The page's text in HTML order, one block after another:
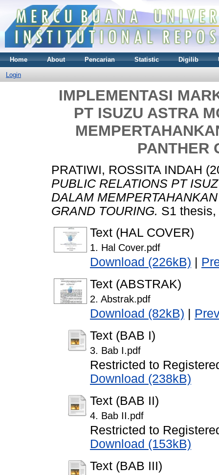
Home About Pencarian Statistic Digilib
Login
IMPLEMENTASI
PT ISUZU ASTRA
PANTHER
PRATIWI, ROSSITA INDAH
PUBLIC RELATIONS PT
DALAM
GRAND TOURING. S1
Text (HAL COVER)
1. Hal Cover.pdf
Download (226kB)
Text (ABSTRAK)
2. Abstrak.pdf
Download (82kB)
Text (BAB I)
3. Bab I.pdf
Restricted to
Download (238kB)
Text (BAB II)
4. Bab II.pdf
Restricted to
Download (153kB)
Text (BAB III)